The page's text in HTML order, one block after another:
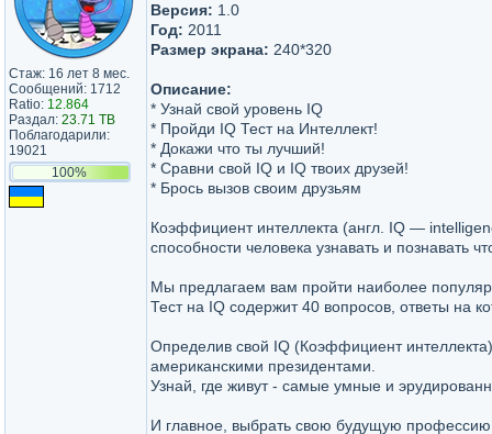
Стаж: 16 лет 8 мес.
Сообщений: 1712
Ratio: 12.864
Раздал: 23.71 TB
Поблагодарили:
19021
100%
Версия: 1.0
Год: 2011
Размер экрана: 240*320
Описание:
* Узнай свой уровень IQ
* Пройди IQ Тест на Интеллект!
* Докажи что ты лучший!
* Сравни свой IQ и IQ твоих друзей!
* Брось вызов своим друзьям
Коэффициент интеллекта (англ. IQ —
способности человека узнавать и познавать
Мы предлагаем вам пройти наиболее
Тест на IQ содержит 40 вопросов, ответы на
Определив свой IQ (Коэффициент
американскими президентами.
Узнай, где живут - самые умные и
И главное, выбрать свою будущую